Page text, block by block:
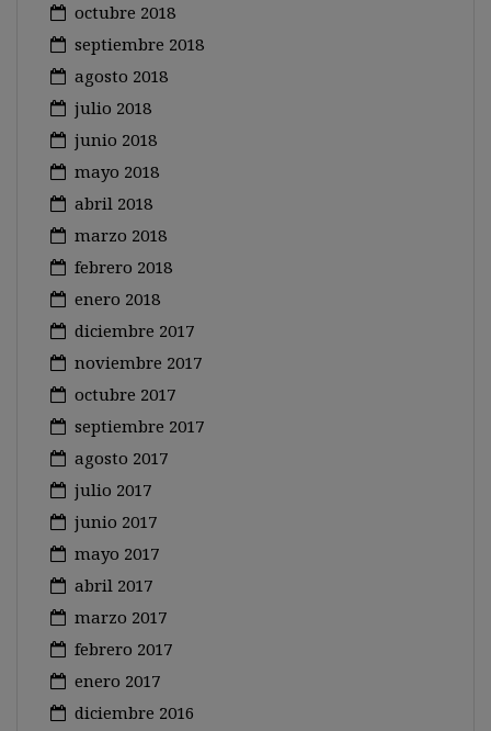
octubre 2018
septiembre 2018
agosto 2018
julio 2018
junio 2018
mayo 2018
abril 2018
marzo 2018
febrero 2018
enero 2018
diciembre 2017
noviembre 2017
octubre 2017
septiembre 2017
agosto 2017
julio 2017
junio 2017
mayo 2017
abril 2017
marzo 2017
febrero 2017
enero 2017
diciembre 2016